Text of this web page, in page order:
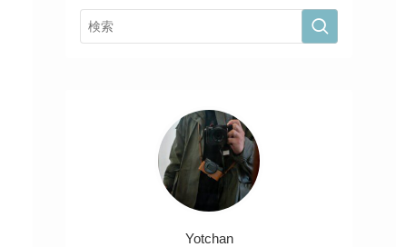
Yotchan